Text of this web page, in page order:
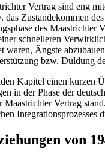
Vertrag sind eng
Zustandekommen
des
schnelleren
Ängste
bzw. Duldung
Kapitel einen kurzen
in der Phase der
Maastrichter Vertrag
Integrationsprozesses
von